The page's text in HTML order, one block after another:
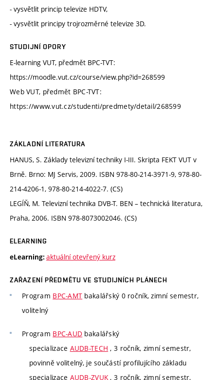
- vysvětlit princip televize HDTV,
- vysvětlit principy trojrozměrné televize 3D.
STUDIJNÍ OPORY
E-learning VUT, předmět BPC-TVT:
https://moodle.vut.cz/course/view.php?id=268599
Web VUT, předmět BPC-TVT:
https://www.vut.cz/studenti/predmety/detail/268599
ZÁKLADNÍ LITERATURA
HANUS, S. Základy televizní techniky I-III. Skripta FEKT VUT v
Brně. Brno: MJ Servis, 2009. ISBN 978-80-214-3971-9, 978-80-
214-4206-1, 978-80-214-4022-7. (CS)
LEGÍŇ, M. Televizní technika DVB-T. BEN – technická literatura,
Praha, 2006. ISBN 978-8073002046. (CS)
ELEARNING
eLearning: aktuální otevřený kurz
ZAŘAZENÍ PŘEDMĚTU VE STUDIJNÍCH PLÁNECH
Program BPC-AMT bakalářský 0 ročník, zimní semestr,
volitelný
Program BPC-AUD bakalářský
specializace AUDB-TECH , 3 ročník, zimní semestr,
povinně volitelný, je součástí profilujícího základu
specializace AUDB-ZVUK , 3 ročník, zimní semestr,